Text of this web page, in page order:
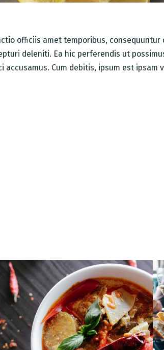
officiis amet temporibus,
deleniti. Ea hic perferendis ut
Cum debitis, ipsum est